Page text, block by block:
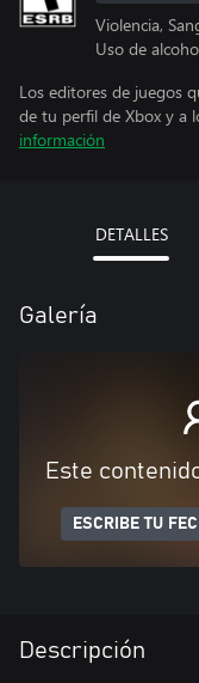
Violencia,
Uso de
Los editores de juegos
de tu perfil de Xbox y a
información
DETALLES
Galería
Este
ESCRIBE TU
Descripción